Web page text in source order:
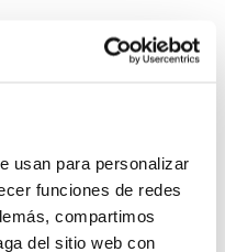
usan para personalizar
funciones de redes
compartimos
del sitio web con